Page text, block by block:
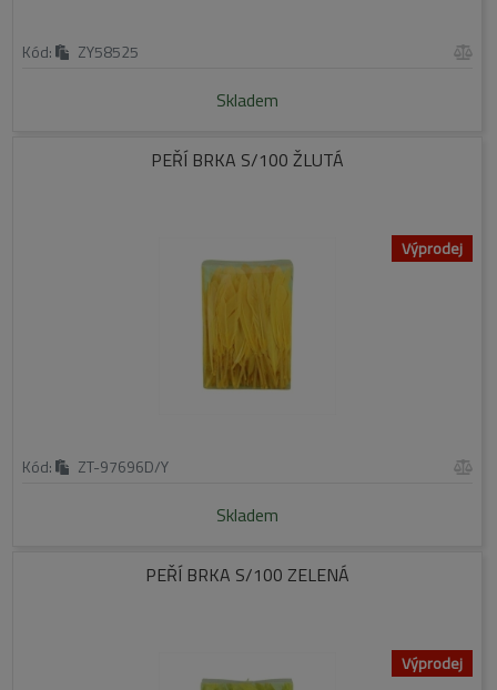
Kód: ZY58525
Skladem
PEŘÍ BRKA S/100 ŽLUTÁ
Výprodej
Kód: ZT-97696D/Y
Skladem
PEŘÍ BRKA S/100 ZELENÁ
Výprodej